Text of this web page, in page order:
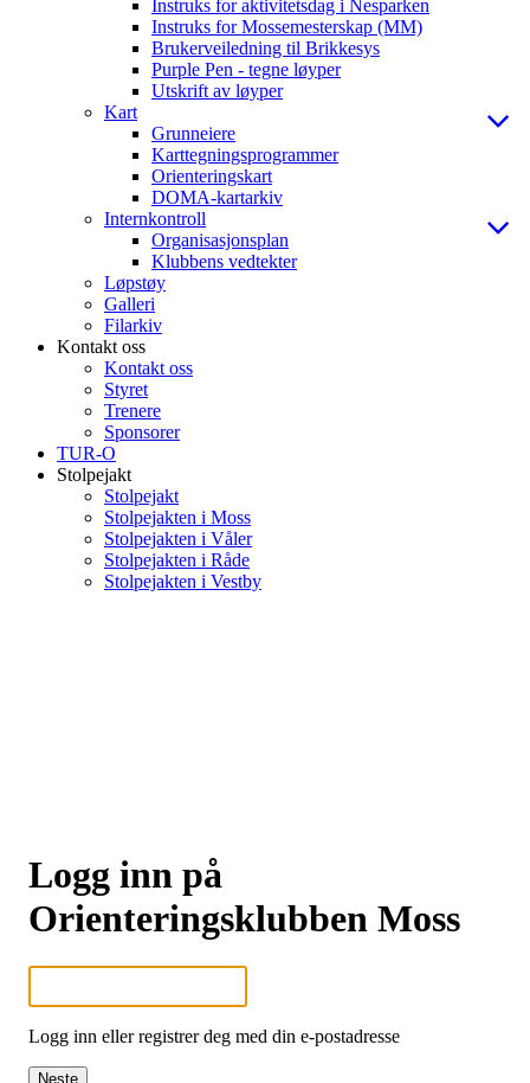
Instruks for aktivitetsdag i Nesparken
Instruks for Mossemesterskap (MM)
Brukerveiledning til Brikkesys
Purple Pen - tegne løyper
Utskrift av løyper
Kart
Grunneiere
Karttegningsprogrammer
Orienteringskart
DOMA-kartarkiv
Internkontroll
Organisasjonsplan
Klubbens vedtekter
Løpstøy
Galleri
Filarkiv
Kontakt oss
Kontakt oss
Styret
Trenere
Sponsorer
TUR-O
Stolpejakt
Stolpejakt
Stolpejakten i Moss
Stolpejakten i Våler
Stolpejakten i Råde
Stolpejakten i Vestby
Logg inn på
Orienteringsklubben Moss
Logg inn eller registrer deg med din e-postadresse
Neste